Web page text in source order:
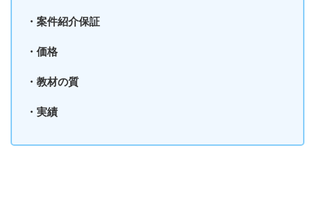
・案件紹介保証
・価格
・教材の質
・実績